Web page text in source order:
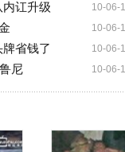
10-06-
讧升级
10-06-
10-06-
省钱了
10-06-
尼